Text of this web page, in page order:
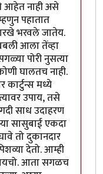
आहेत नाही असे
पहातात
भरवले जातेय.
आला तेंव्हा
पोरी नुसत्या
घालतच नाही.
कार्टुन्स मध्ये
उपाय, तसे
साध उदाहरण
सासुबाई एकदा
तो दुकानदार
देतो. आम्ही
आता सगळच